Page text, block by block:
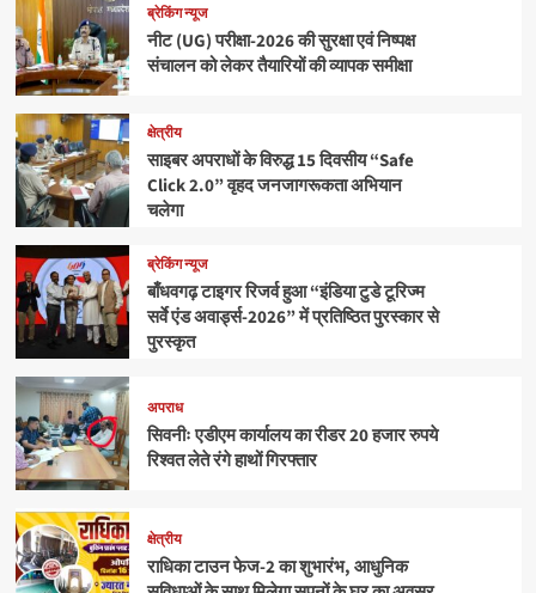
ब्रेकिंग न्यूज
नीट (UG) परीक्षा-2026 की सुरक्षा एवं निष्पक्ष
संचालन को लेकर तैयारियों की व्यापक समीक्षा
क्षेत्रीय
साइबर अपराधों के विरुद्ध 15 दिवसीय “Safe
Click 2.0” वृहद जनजागरूकता अभियान
चलेगा
ब्रेकिंग न्यूज
बाँधवगढ़ टाइगर रिजर्व हुआ “इंडिया टुडे टूरिज्म
सर्वे एंड अवार्ड्स-2026” में प्रतिष्ठित पुरस्कार से
पुरस्कृत
अपराध
सिवनीः एडीएम कार्यालय का रीडर 20 हजार रुपये
रिश्वत लेते रंगे हाथों गिरफ्तार
क्षेत्रीय
राधिका टाउन फेज-2 का शुभारंभ, आधुनिक